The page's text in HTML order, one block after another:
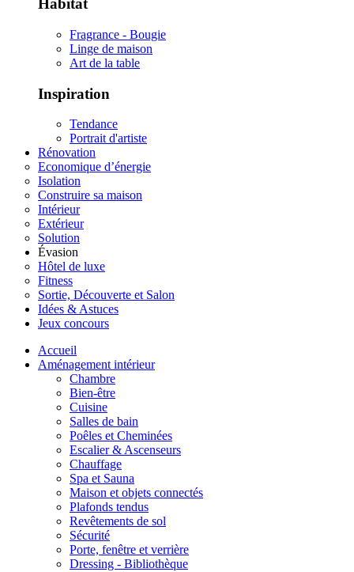
Habitat
Fragrance - Bougie
Linge de maison
Art de la table
Inspiration
Tendance
Portrait d'artiste
Rénovation
Economique d’énergie
Isolation
Construire sa maison
Intérieur
Extérieur
Solution
Évasion
Hôtel de luxe
Fitness
Sortie, Découverte et Salon
Idées & Astuces
Jeux concours
Accueil
Aménagement intérieur
Chambre
Bien-être
Cuisine
Salles de bain
Poêles et Cheminées
Escalier & Ascenseurs
Chauffage
Spa et Sauna
Maison et objets connectés
Plafonds tendus
Revêtements de sol
Sécurité
Porte, fenêtre et verrière
Dressing - Bibliothèque